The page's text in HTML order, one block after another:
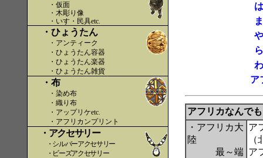
・仮面
・木彫り像
・いす・民具etc.
・ひょうたん
・アンティーク
・ひょうたん容器
・ひょうたん楽器
・ひょうたん雑貨
・布
・染め布
・織り布
・アップリケetc.
・アフリカンプリント
・アクセサリー
・シルバーアクセサリー
・ビーズアクセサリー
は
ま
や
ら
わ
ア
アフリカなんで
・アフリカ大
陸
最～端
ア
ア